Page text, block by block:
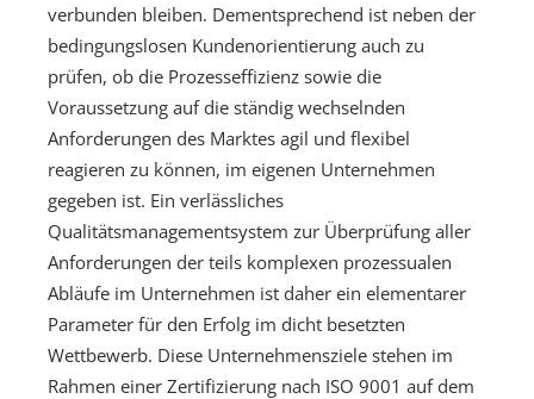
verbunden bleiben. Dementsprechend ist neben der
bedingungslosen Kundenorientierung auch zu
prüfen, ob die Prozesseffizienz sowie die
Voraussetzung auf die ständig wechselnden
Anforderungen des Marktes agil und flexibel
reagieren zu können, im eigenen Unternehmen
gegeben ist. Ein verlässliches
Qualitätsmanagementsystem zur Überprüfung aller
Anforderungen der teils komplexen prozessualen
Abläufe im Unternehmen ist daher ein elementarer
Parameter für den Erfolg im dicht besetzten
Wettbewerb. Diese Unternehmensziele stehen im
Rahmen einer Zertifizierung nach ISO 9001 auf dem